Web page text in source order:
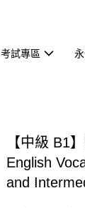
考試專區
【中級 B1
English
and